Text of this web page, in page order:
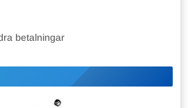
betalningar